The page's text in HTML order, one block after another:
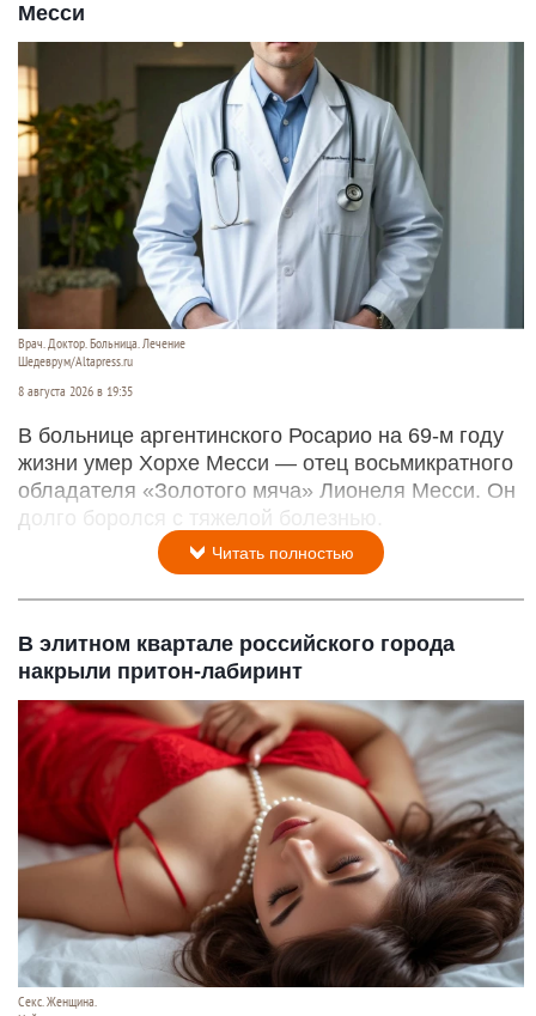
Месси
Врач. Доктор. Больница. Лечение
Шедеврум/Altapress.ru
8 августа 2026 в 19:35
В больнице аргентинского Росарио на 69-м году
жизни умер Хорхе Месси — отец восьмикратного
обладателя «Золотого мяча» Лионеля Месси. Он
долго боролся с тяжелой болезнью.
Читать полностью
В элитном квартале российского города
накрыли притон-лабиринт
Секс. Женщина.